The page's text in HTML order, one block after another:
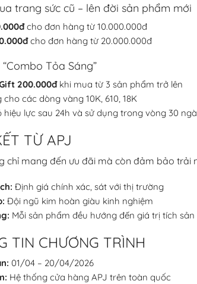
trang sức cũ – lên đời sản phẩm mới
cho đơn hàng từ 10.000.000đ
cho đơn hàng từ 20.000.000đ
Tỏa Sáng”
200.000đkhi mua từ 3 sản phẩm trở lên
cho các dòng vàng 10K, 610, 18K
hiệu lực sau 24h và sử dụng trong vòng 30
TỪ APJ
chỉ mang đến ưu đãi mà còn đảm bảo trải
Định giá chính xác, sát với thị trường
Đội ngũ kim hoàn giàu kinh nghiệm
Mỗi sản phẩm đều hướng đến giá trị tích sản
TIN CHƯƠNG TRÌNH
01/04 – 20/04/2026
Hệ thống cửa hàng APJ trên toàn quốc